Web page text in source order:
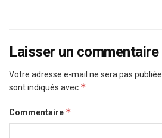
Laisser un commentaire
Votre adresse e-mail ne sera pas publiée.
sont indiqués avec *
Commentaire *